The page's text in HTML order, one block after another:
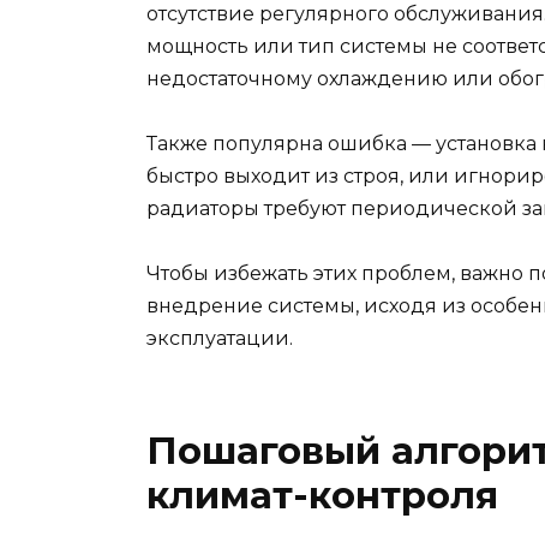
отсутствие регулярного
мощность или тип системы не
недостаточному охлаждению или
Также популярна ошибка — установка
быстро выходит из строя, или
радиаторы требуют периодической
Чтобы избежать этих проблем, важно
внедрение системы, исходя из
эксплуатации.
Пошаговый
климат-контроля